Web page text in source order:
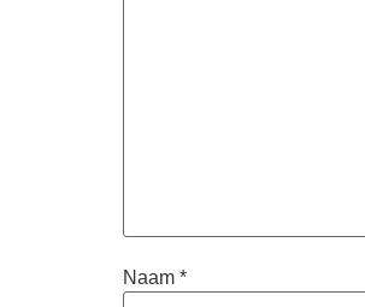
Naam *